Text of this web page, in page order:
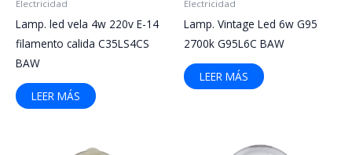
Electricidad
Lamp. led vela 4w 220v E-14
filamento calida C35LS4CS
BAW
LEER MÁS
Electricidad
Lamp. Vintage Led 6w G95
2700k G95L6C BAW
LEER MÁS